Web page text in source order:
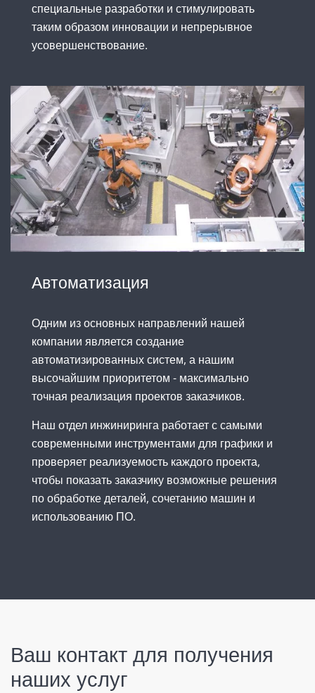
специальные разработки и стимулировать
таким образом инновации и непрерывное
усовершенствование.
Автоматизация
Одним из основных направлений нашей
компании является создание
автоматизированных систем, а нашим
высочайшим приоритетом - максимально
точная реализация проектов заказчиков.
Наш отдел инжиниринга работает с самыми
современными инструментами для графики и
проверяет реализуемость каждого проекта,
чтобы показать заказчику возможные решения
по обработке деталей, сочетанию машин и
использованию ПО.
Ваш контакт для получения
наших услуг